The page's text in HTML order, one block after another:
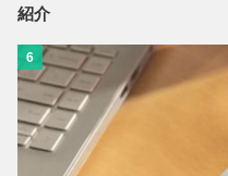
紹介
6